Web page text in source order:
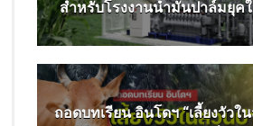
สำหรับโรงงานน้ำมันปาล์มยุค
ถอดบทเรียน อินโดฯ “เลี้ยงวัวใ